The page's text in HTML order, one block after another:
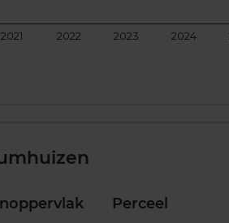
2021 2022 2023 2024
Perceel